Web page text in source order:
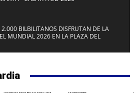
BILBILITANOS DISFRUTAN DE LA
MUNDIAL 2026 EN LA PLAZA DEL
CALATAYUD